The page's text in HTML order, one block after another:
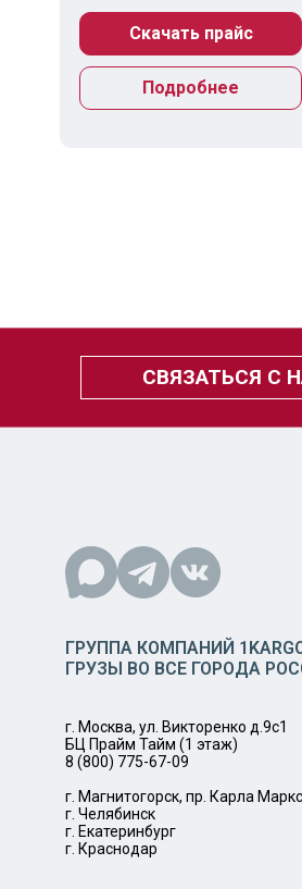
Скачать прайс
Подробнее
СВЯЗАТЬСЯ С
ГРУППА КОМПАНИЙ
ГРУЗЫ ВО ВСЕ ГОРОДА
г. Москва, ул. Викторенко д.9с1
БЦ Прайм Тайм (1 этаж)
8 (800) 775-67-09
г. Магнитогорск, пр. Карла
г. Челябинск
г. Екатеринбург
г. Краснодар